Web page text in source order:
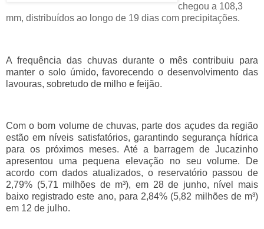
chegou a 108,3
mm, distribuídos ao longo de 19 dias com precipitações.
A frequência das chuvas durante o mês contribuiu para
manter o solo úmido, favorecendo o desenvolvimento das
lavouras, sobretudo de milho e feijão.
Com o bom volume de chuvas, parte dos açudes da região
estão em níveis satisfatórios, garantindo segurança hídrica
para os próximos meses. Até a barragem de Jucazinho
apresentou uma pequena elevação no seu volume. De
acordo com dados atualizados, o reservatório passou de
2,79% (5,71 milhões de m³), em 28 de junho, nível mais
baixo registrado este ano, para 2,84% (5,82 milhões de m³)
em 12 de julho.